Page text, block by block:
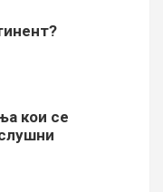
кои се